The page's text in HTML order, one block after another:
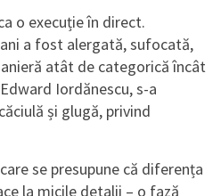
o execuție în direct.
a fost alergată, sufocată,
atât de categorică încât
Iordănescu, s-a
și glugă, privind
se presupune că diferența
la micile detalii – o fază